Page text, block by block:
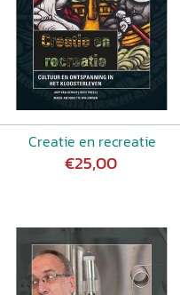
Creatie en recreatie
€25,00